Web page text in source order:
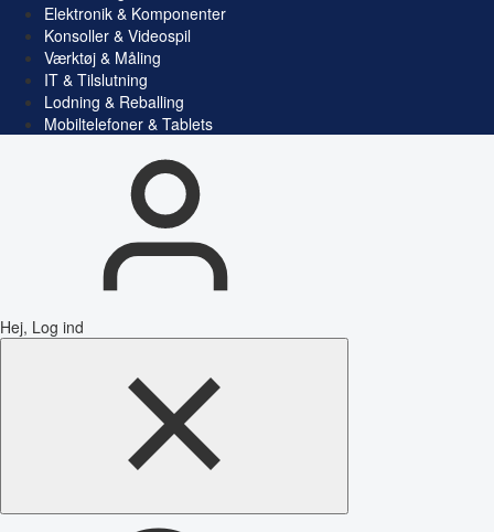
Elektronik & Komponenter
Konsoller & Videospil
Værktøj & Måling
IT & Tilslutning
Lodning & Reballing
Mobiltelefoner & Tablets
Hej, Log ind